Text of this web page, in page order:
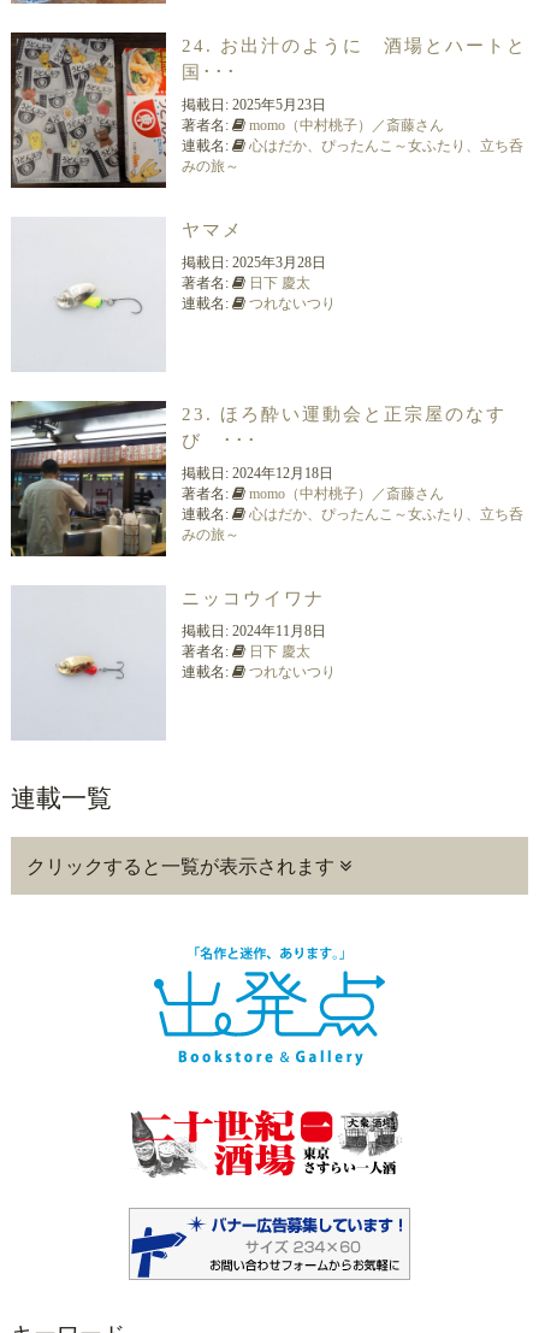
24. お出汁のように 酒場とハートと
国･･･
掲載日: 2025年5月23日
著者名:
momo（中村桃子）／斎藤さん
連載名:
心はだか、ぴったんこ～女ふたり、立ち呑
みの旅～
ヤマメ
掲載日: 2025年3月28日
著者名:
日下 慶太
連載名:
つれないつり
23. ほろ酔い運動会と正宗屋のなす
び ･･･
掲載日: 2024年12月18日
著者名:
momo（中村桃子）／斎藤さん
連載名:
心はだか、ぴったんこ～女ふたり、立ち呑
みの旅～
ニッコウイワナ
掲載日: 2024年11月8日
著者名:
日下 慶太
連載名:
つれないつり
連載一覧
クリックすると一覧が表示されます